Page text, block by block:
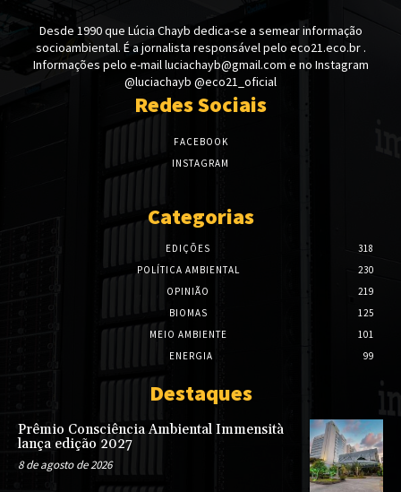
Desde 1990 que Lúcia Chayb dedica-se a semear informação
socioambiental. É a jornalista responsável pelo eco21.eco.br .
Informações pelo e-mail luciachayb@gmail.com e no Instagram
@luciachayb @eco21_oficial
Redes Sociais
FACEBOOK
INSTAGRAM
Categorias
EDIÇÕES
318
POLÍTICA AMBIENTAL
230
OPINIÃO
219
BIOMAS
125
MEIO AMBIENTE
101
ENERGIA
99
Destaques
Prêmio Consciência Ambiental Immensità
lança edição 2027
8 de agosto de 2026